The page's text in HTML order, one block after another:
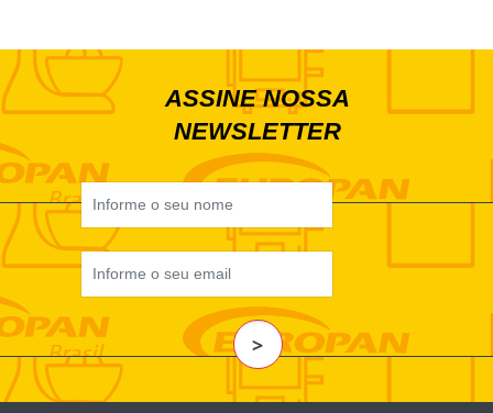
ASSINE NOSSA
NEWSLETTER
>